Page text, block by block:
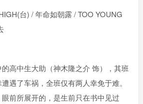
台) / 年命如朝露 / TOO YOUNG
中生大助（神木隆之介 饰），其班
遇了车祸，全班仅有两人幸免于难。
前所展开的，是生前只在书中见过